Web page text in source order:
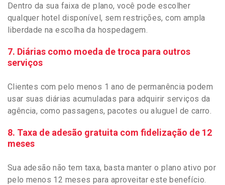
Dentro da sua faixa de plano, você pode escolher
qualquer hotel disponível, sem restrições, com ampla
liberdade na escolha da hospedagem.
7. Diárias como moeda de troca para outros
serviços
Clientes com pelo menos 1 ano de permanência podem
usar suas diárias acumuladas para adquirir serviços da
agência, como passagens, pacotes ou aluguel de carro.
8. Taxa de adesão gratuita com fidelização de 12
meses
Sua adesão não tem taxa, basta manter o plano ativo por
pelo menos 12 meses para aproveitar este benefício.